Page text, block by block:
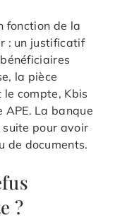
fonction de la
: un justificatif
la pièce
compte, Kbis
APE. La banque
pour avoir
de documents.
?